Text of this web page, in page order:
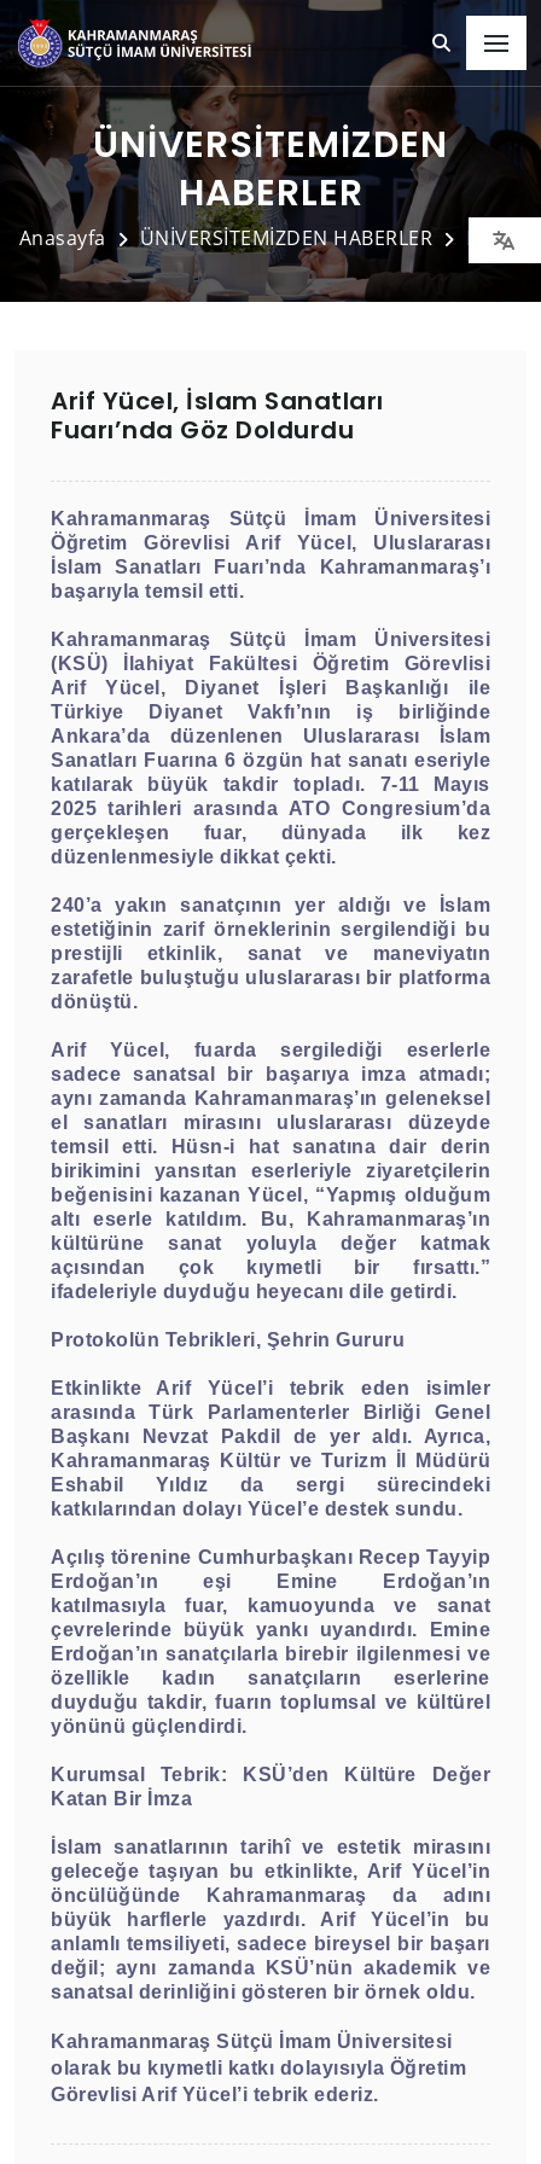
ÜNİVERSİTEMİZDEN
HABERLER
Anasayfa ÜNİVERSİTEMİZDEN HABERLER Detay
Arif Yücel, İslam Sanatları
Fuarı’nda Göz Doldurdu
Kahramanmaraş Sütçü İmam Üniversitesi
Öğretim Görevlisi Arif Yücel, Uluslararası
İslam Sanatları Fuarı’nda Kahramanmaraş’ı
başarıyla temsil etti.
Kahramanmaraş Sütçü İmam Üniversitesi
(KSÜ) İlahiyat Fakültesi Öğretim Görevlisi
Arif Yücel, Diyanet İşleri Başkanlığı ile
Türkiye Diyanet Vakfı’nın iş birliğinde
Ankara’da düzenlenen Uluslararası İslam
Sanatları Fuarına 6 özgün hat sanatı eseriyle
katılarak büyük takdir topladı. 7-11 Mayıs
2025 tarihleri arasında ATO Congresium’da
gerçekleşen fuar, dünyada ilk kez
düzenlenmesiyle dikkat çekti.
240’a yakın sanatçının yer aldığı ve İslam
estetiğinin zarif örneklerinin sergilendiği bu
prestijli etkinlik, sanat ve maneviyatın
zarafetle buluştuğu uluslararası bir platforma
dönüştü.
Arif Yücel, fuarda sergilediği eserlerle
sadece sanatsal bir başarıya imza atmadı;
aynı zamanda Kahramanmaraş’ın geleneksel
el sanatları mirasını uluslararası düzeyde
temsil etti. Hüsn-i hat sanatına dair derin
birikimini yansıtan eserleriyle ziyaretçilerin
beğenisini kazanan Yücel, “Yapmış olduğum
altı eserle katıldım. Bu, Kahramanmaraş’ın
kültürüne sanat yoluyla değer katmak
açısından çok kıymetli bir fırsattı.”
ifadeleriyle duyduğu heyecanı dile getirdi.
Protokolün Tebrikleri, Şehrin Gururu
Etkinlikte Arif Yücel’i tebrik eden isimler
arasında Türk Parlamenterler Birliği Genel
Başkanı Nevzat Pakdil de yer aldı. Ayrıca,
Kahramanmaraş Kültür ve Turizm İl Müdürü
Eshabil Yıldız da sergi sürecindeki
katkılarından dolayı Yücel’e destek sundu.
Açılış törenine Cumhurbaşkanı Recep Tayyip
Erdoğan’ın eşi Emine Erdoğan’ın
katılmasıyla fuar, kamuoyunda ve sanat
çevrelerinde büyük yankı uyandırdı. Emine
Erdoğan’ın sanatçılarla birebir ilgilenmesi ve
özellikle kadın sanatçıların eserlerine
duyduğu takdir, fuarın toplumsal ve kültürel
yönünü güçlendirdi.
Kurumsal Tebrik: KSÜ’den Kültüre Değer
Katan Bir İmza
İslam sanatlarının tarihî ve estetik mirasını
geleceğe taşıyan bu etkinlikte, Arif Yücel’in
öncülüğünde Kahramanmaraş da adını
büyük harflerle yazdırdı. Arif Yücel’in bu
anlamlı temsiliyeti, sadece bireysel bir başarı
değil; aynı zamanda KSÜ’nün akademik ve
sanatsal derinliğini gösteren bir örnek oldu.
Kahramanmaraş Sütçü İmam Üniversitesi
olarak bu kıymetli katkı dolayısıyla Öğretim
Görevlisi Arif Yücel’i tebrik ederiz.